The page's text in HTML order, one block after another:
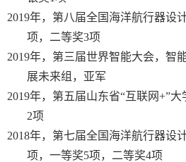
2019年，第八届全国海洋航行器设
项，二等奖3项
2019年，第三届世界智能大会，智
展未来组，亚军
2019年，第五届山东省“互联网+”大
2项
2018年，第七届全国海洋航行器设
项，一等奖5项，二等奖4项